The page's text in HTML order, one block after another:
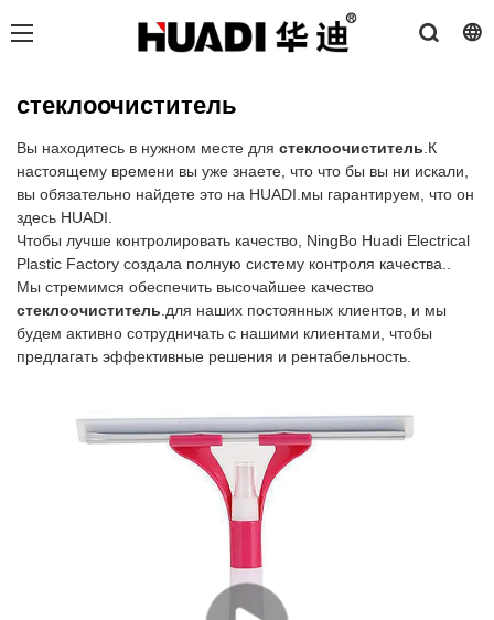
стеклоочиститель
Вы находитесь в нужном месте для стеклоочиститель.К
настоящему времени вы уже знаете, что что бы вы ни искали,
вы обязательно найдете это на HUADI.мы гарантируем, что он
здесь HUADI.
Чтобы лучше контролировать качество, NingBo Huadi Electrical
Plastic Factory создала полную систему контроля качества..
Мы стремимся обеспечить высочайшее качество
стеклоочиститель.для наших постоянных клиентов, и мы
будем активно сотрудничать с нашими клиентами, чтобы
предлагать эффективные решения и рентабельность.